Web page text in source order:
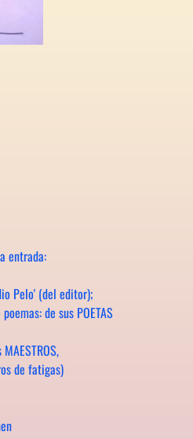
entrada:
Pelo' (del editor);
de sus POETAS
de fatigas)